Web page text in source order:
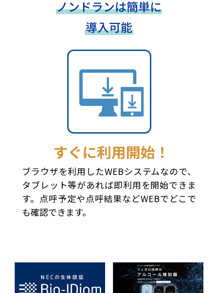
ブラウザを利用したWEBシステムなので、
タブレット等があれば即利用を開始できま
す。点呼予定や点呼結果などWEBでどこで
も確認できます。